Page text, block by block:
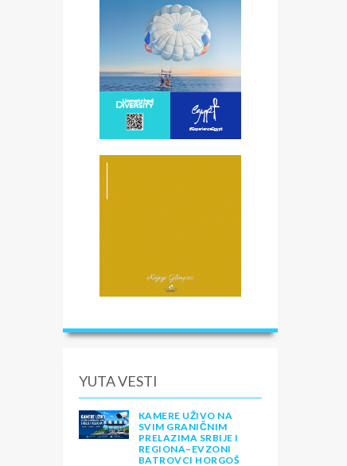
YUTA VESTI
KAMERE UŽIVO NA
SVIM GRANIČNIM
PRELAZIMA SRBIJE I
REGIONA–EVZONI
BATROVCI HORGOŠ